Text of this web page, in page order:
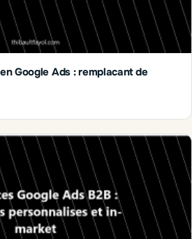
Google Ads : remplacant de